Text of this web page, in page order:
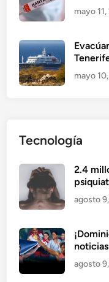
mayo
mayo
Tecnología
2.4
agosto
agosto